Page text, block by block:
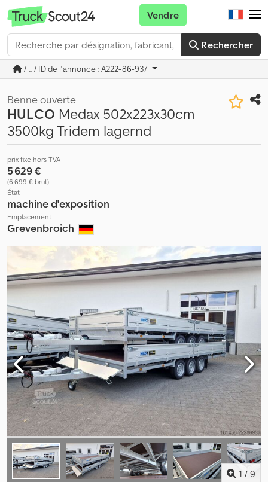
Rechercher
Vendre
/ ... / ID de l'annonce : A222-86-937
Benne ouverte
HULCO Medax 502x223x30cm
3500kg Tridem lagernd
prix fixe hors TVA
5 629 €
(6 699 € brut)
État
machine d'exposition
Emplacement
Grevenbroich
1 / 9